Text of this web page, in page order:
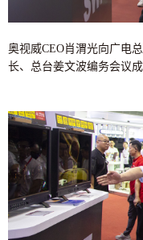
奥视威CEO肖渭光向广电
长、总台姜文波编务会议